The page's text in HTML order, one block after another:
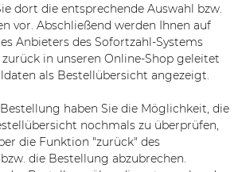
dort die entsprechende Auswahl bzw.
vor. Abschließend werden Ihnen auf
Anbieters des Sofortzahl-Systems
in unseren Online-Shop geleitet
als Bestellübersicht angezeigt.
haben Sie die Möglichkeit, die
nochmals zu überprüfen,
die Funktion "zurück" des
die Bestellung abzubrechen.